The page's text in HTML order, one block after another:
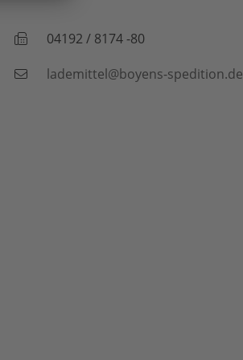
04192 / 8174 -80
lademittel@boyens-spedition.de